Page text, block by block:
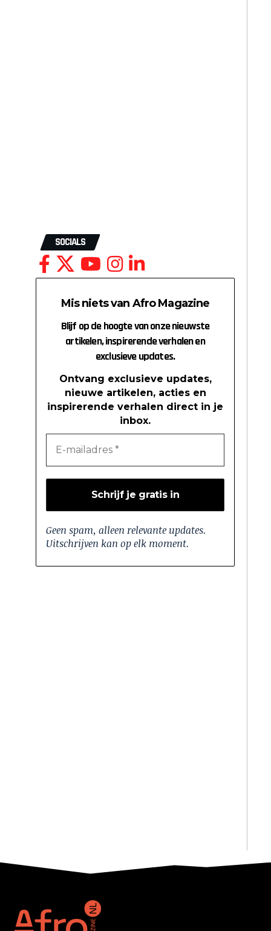
SOCIALS
Mis niets van Afro Magazine
Blijf op de hoogte van onze nieuwste
artikelen, inspirerende verhalen en
exclusieve updates.
Ontvang exclusieve updates,
nieuwe artikelen, acties en
inspirerende verhalen direct in je
inbox.
Geen spam, alleen relevante updates.
Uitschrijven kan op elk moment.